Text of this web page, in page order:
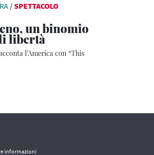
/SPETTACOLO
un binomio
libertà
l’America con “This
informazioni